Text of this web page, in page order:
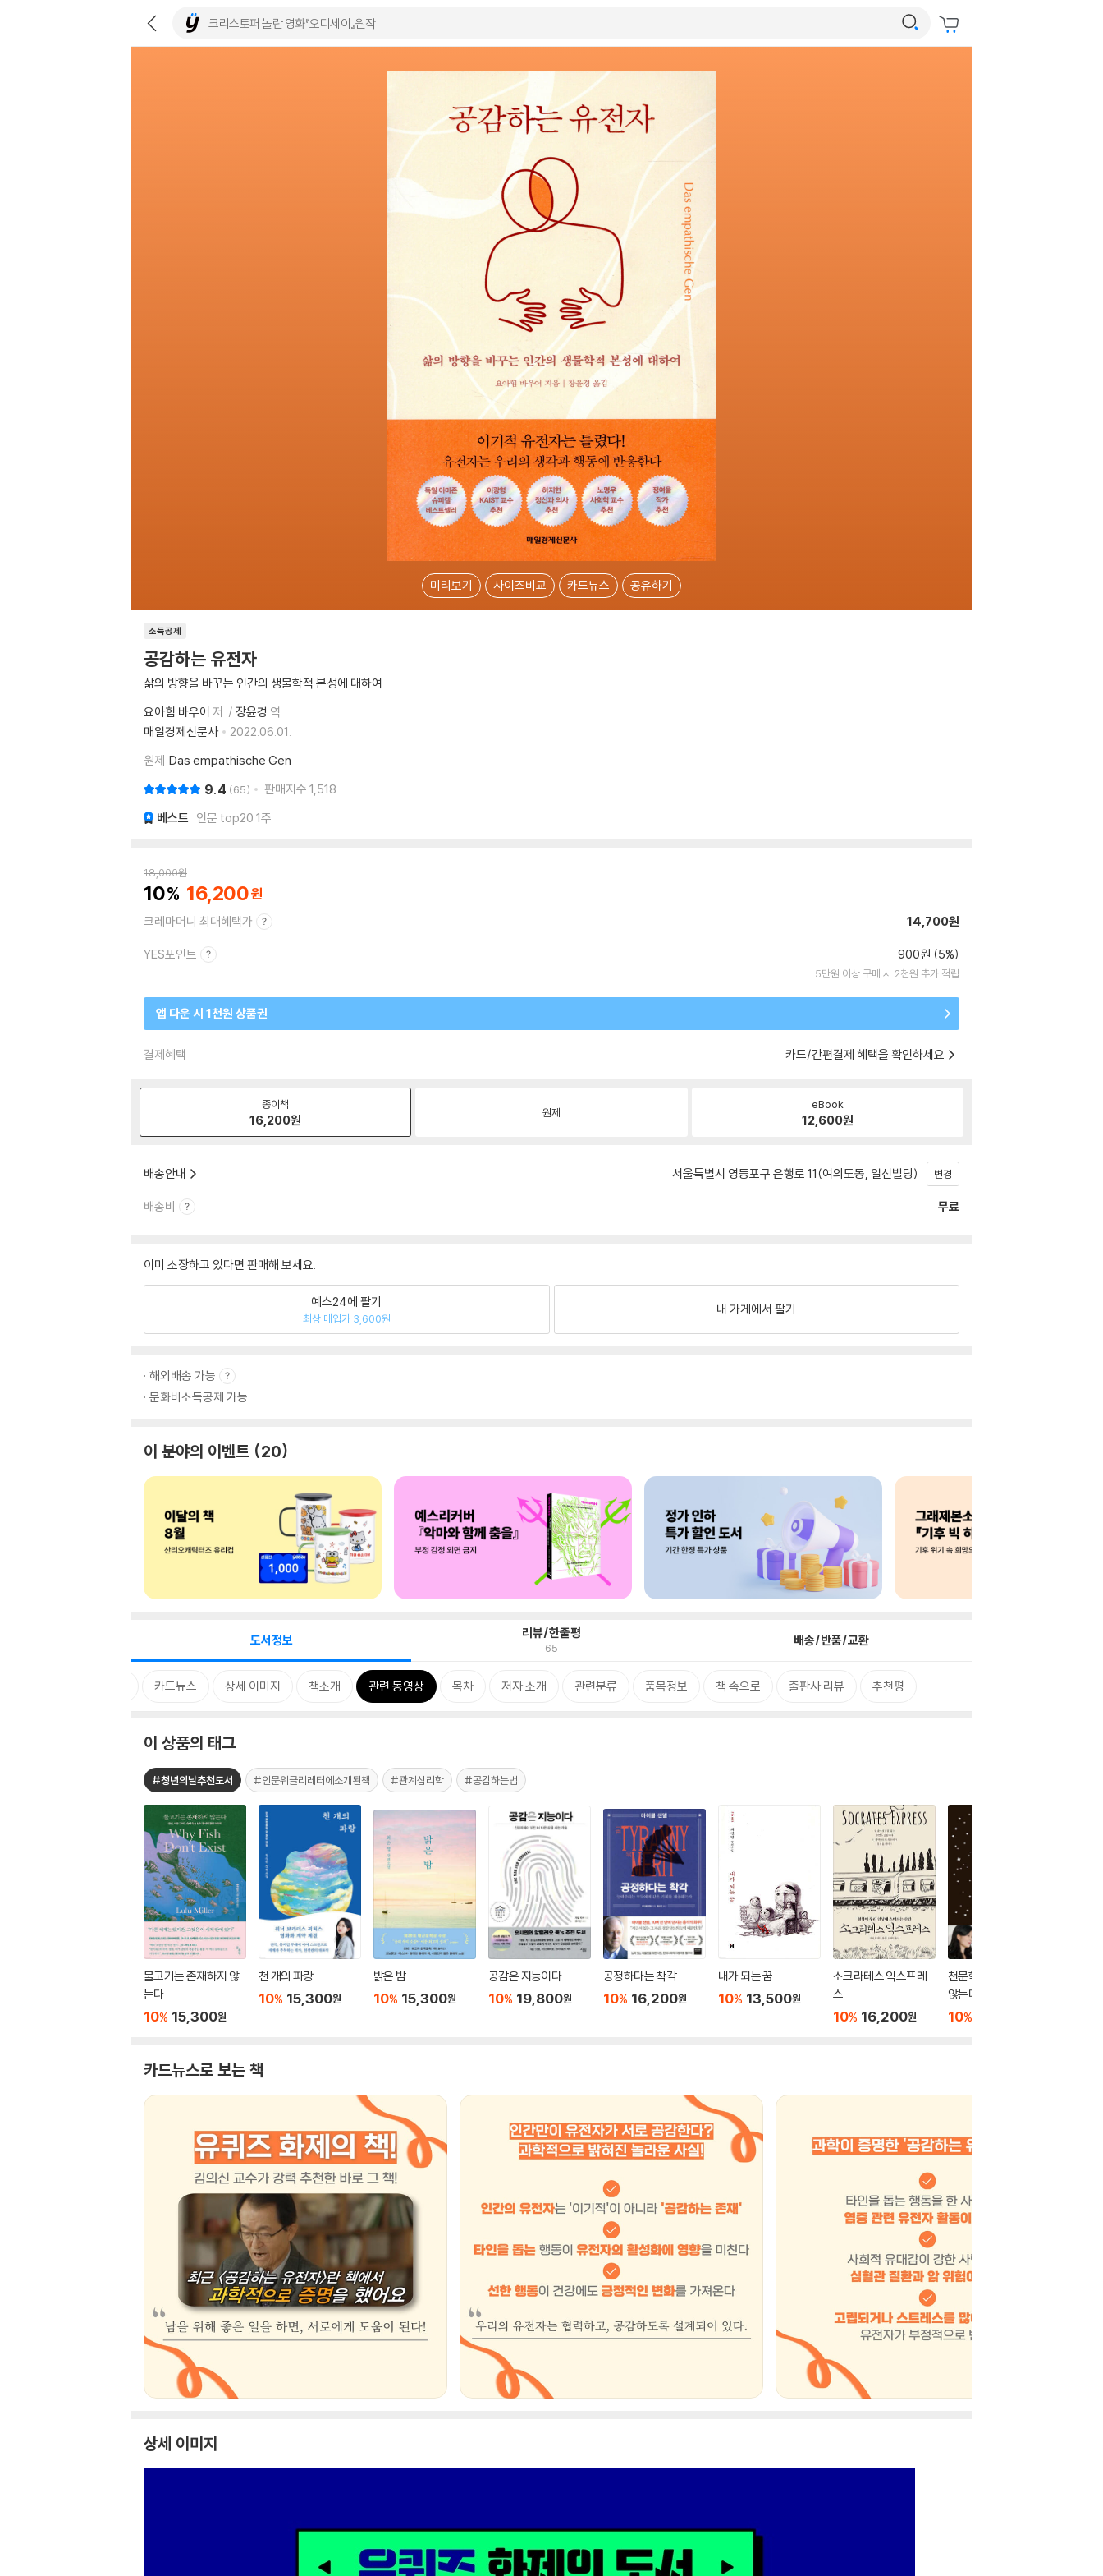
미리보기 사이즈비교 카드뉴스 공유하기
소득공제
공감하는 유전자
삶의 방향을 바꾸는 인간의 생물학적 본성에 대하여
요아힘 바우어 저 장윤경 역
매일경제신문사
2022.06.01.
원제 Das empathische Gen
9.4 65 판매지수 1,518
베스트 인문 top20 1주
18,000원
10 16,200
크레마머니 최대혜택가 14,700원
YES포인트 900원 (5%)
5만원 이상 구매 시 2천원 추가 적립
앱 다운 시 1천원 상품권
결제혜택 카드/간편결제 혜택을 확인하세요
종이책
16,200원 원제
eBook
12,600원
배송안내 서울특별시 영등포구 은행로 11(여의도동, 일신빌딩) 변경
배송비 무료
이미 소장하고 있다면 판매해 보세요.
예스24에 팔기
최상 매입가 3,600원
내 가게에서 팔기
해외배송 가능
문화비소득공제 가능
이 분야의 이벤트 20
도서정보 리뷰/한줄평
65 배송/반품/교환
카드뉴스 상세 이미지 책소개 관련 동영상 목차 저자 소개 관련분류 품목정보 책 속으로 출판사 리뷰 추천평
이 상품의 태그
#청년의날추천도서 #인문위클리레터에소개된책 #관계심리학 #공감하는법
물고기는 존재하지 않
는다
10% 15,300원
천 개의 파랑
10% 15,300원
밝은 밤
10% 15,300원
공감은 지능이다
10% 19,800원
공정하다는 착각
10% 16,200원
내가 되는 꿈
10% 13,500원
소크라테스 익스프레
스
10% 16,200원
천문학자는 별을 보지
않는다
10%
카드뉴스로 보는 책
상세 이미지